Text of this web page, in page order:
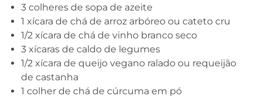
3 colheres de sopa de azeite
1 xícara de chá de arroz arbóreo ou cateto cru
1/2 xícara de chá de vinho branco seco
3 xícaras de caldo de legumes
1/2 xícara de queijo vegano ralado ou requeijão
de castanha
1 colher de chá de cúrcuma em pó